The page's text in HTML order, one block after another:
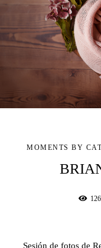
MOMENTS BY
Sesión de fotos de